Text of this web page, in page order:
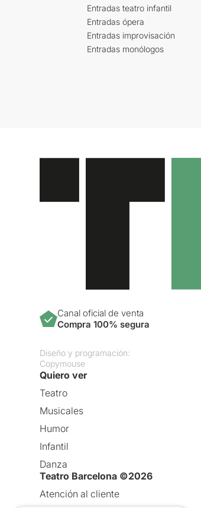
Entradas teatro infantil
Entradas ópera
Entradas improvisación
Entradas monólogos
Canal oficial de venta
Compra 100% segura
Diseño y programación:
Copymouse
Quiero ver
Teatro
Musicales
Humor
Infantil
Danza
Teatro Barcelona ©2026
Atención al cliente